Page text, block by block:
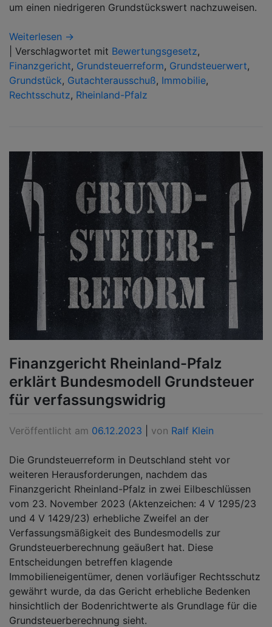
um einen niedrigeren Grundstückswert nachzuweisen.
Weiterlesen →
Verschlagwortet mit Bewertungsgesetz,
Finanzgericht, Grundsteuerreform, Grundsteuerwert,
Grundstück, Gutachterausschuß, Immobilie,
Rechtsschutz, Rheinland-Pfalz
Finanzgericht Rheinland-Pfalz
erklärt Bundesmodell Grundsteuer
für verfassungswidrig
Veröffentlicht am 06.12.2023 von Ralf Klein
Die Grundsteuerreform in Deutschland steht vor
weiteren Herausforderungen, nachdem das
Finanzgericht Rheinland-Pfalz in zwei Eilbeschlüssen
vom 23. November 2023 (Aktenzeichen: 4 V 1295/23
und 4 V 1429/23) erhebliche Zweifel an der
Verfassungsmäßigkeit des Bundesmodells zur
Grundsteuerberechnung geäußert hat. Diese
Entscheidungen betreffen klagende
Immobilieneigentümer, denen vorläufiger Rechtsschutz
gewährt wurde, da das Gericht erhebliche Bedenken
hinsichtlich der Bodenrichtwerte als Grundlage für die
Grundsteuerberechnung sieht.